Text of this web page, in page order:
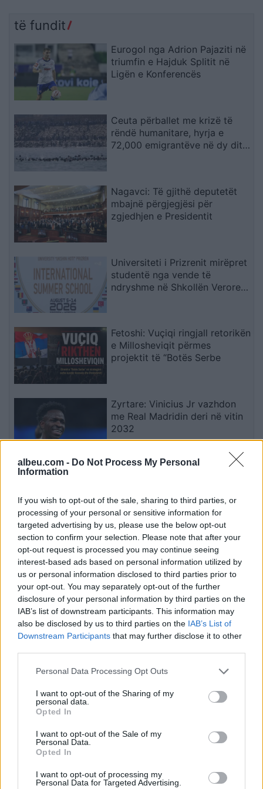
albeu.com - Do Not Process My Personal
Information
If you wish to opt-out of the sale, sharing to third parties, or
processing of your personal or sensitive information for
targeted advertising by us, please use the below opt-out
section to confirm your selection. Please note that after your
opt-out request is processed you may continue seeing
interest-based ads based on personal information utilized by
us or personal information disclosed to third parties prior to
your opt-out. You may separately opt-out of the further
disclosure of your personal information by third parties on the
IAB’s list of downstream participants. This information may
also be disclosed by us to third parties on the IAB’s List of
Downstream Participants that may further disclose it to other
Personal Data Processing Opt Outs
I want to opt-out of the Sharing of my
personal data.
Opted In
I want to opt-out of the Sale of my
Personal Data.
Opted In
I want to opt-out of processing my
Personal Data for Targeted Advertising.
të fundit
Eurogol nga Adrion Pajaziti në
triumfin e Hajduk Splitit në
Ligën e Konferencës
Ceuta përballet me krizë të
rëndë humanitare, hyrja e
72,000 emigrantëve në dy ditë
Nagavci: Të gjithë deputetët
mbajnë përgjegjësi për
zgjedhjen e Presidentit
Universiteti i Prizrenit mirëpret
studentë nga vende të
ndryshme në Shkollën Verore
Fetoshi: Vuçiqi ringjall retorikën
e Millosheviqit përmes
projektit të “Botës Serbe
Zyrtare: Vinicius Jr vazhdon
me Real Madridin deri në vitin
2032
zyrtare
Esim for Global
Esim for USA|Esim for Italy| Esim for Spain|Esim